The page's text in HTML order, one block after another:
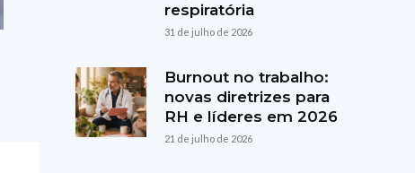
respiratória
31 de julho de 2026
Burnout no trabalho:
novas diretrizes para
RH e líderes em 2026
21 de julho de 2026